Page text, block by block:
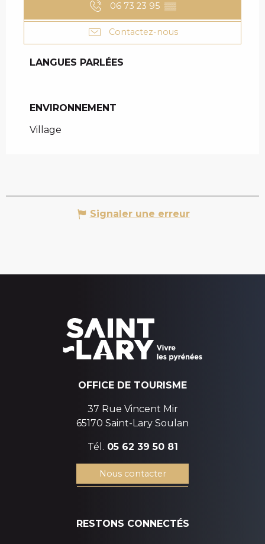
06 73 23 95 ▒▒
Contactez-nous
LANGUES PARLÉES
LANGUES PARLÉES
ENVIRONNEMENT
ENVIRONNEMENT
Village
Signaler une erreur
OFFICE DE TOURISME
37 Rue Vincent Mir
65170 Saint-Lary Soulan
Tél. 05 62 39 50 81
Nous contacter
RESTONS CONNECTÉS